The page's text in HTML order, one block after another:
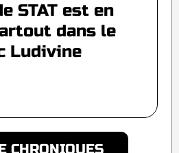
STAT est en
dans le
Ludivine
CHRONIQUES